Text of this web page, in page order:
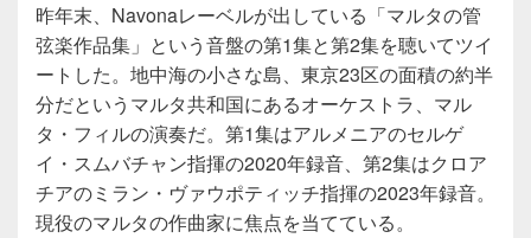
昨年末、Navonaレーベルが出している「マルタの管
弦楽作品集」という音盤の第1集と第2集を聴いてツイ
ートした。地中海の小さな島、東京23区の面積の約半
分だというマルタ共和国にあるオーケストラ、マル
タ・フィルの演奏だ。第1集はアルメニアのセルゲ
イ・スムバチャン指揮の2020年録音、第2集はクロア
チアのミラン・ヴァウポティッチ指揮の2023年録音。
現役のマルタの作曲家に焦点を当てている。